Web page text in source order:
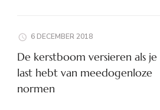
6 DECEMBER 2018
De kerstboom versieren als je
last hebt van meedogenloze
normen